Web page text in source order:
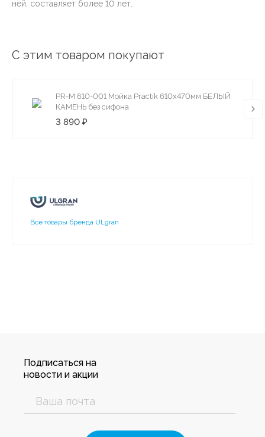
ней, составляет более 10 лет.
С этим товаром покупают
PR-M 610-001 Мойка Practik 610х470мм БЕЛЫЙ
КАМЕНЬ без сифона
3 890 ₽
Все товары бренда ULgran
Подписаться на
новости и акции